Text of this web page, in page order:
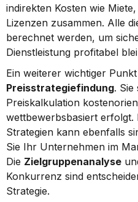
indirekten Kosten wie
Lizenzen zusammen. Alle
berechnet werden, um
Dienstleistung profitabel
Preisstrategiefindung. Sie
Preiskalkulation
wettbewerbsbasiert erfolgt.
Strategien kann ebenfalls
Sie Ihr Unternehmen im
Die Zielgruppenanalyse
Konkurrenz sind
Strategie.